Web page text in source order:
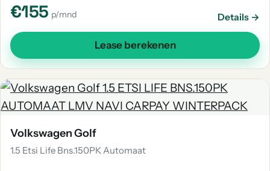
€155 p/mnd Details →
Lease berekenen
Volkswagen Golf
1.5 Etsi Life Bns.150PK Automaat